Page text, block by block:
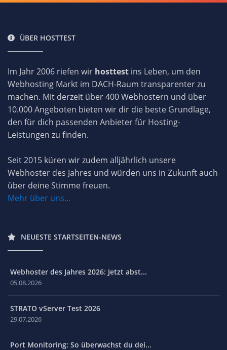
ÜBER HOSTTEST
Im Jahr 2006 riefen wir hosttest ins Leben, um den
Webhosting Markt im DACH-Raum transparenter zu
machen. Mit derzeit über 400 Webhostern und über
10.000 Angeboten bieten wir dir die beste Grundlage,
den für dich passenden Anbieter für Hosting-
Leistungen zu finden.
Seit 2015 küren wir zudem alljährlich unsere
Webhoster des Jahres und würden uns in Zukunft auch
über deine Stimme freuen.
Mehr über uns...
NEUESTE STARTSEITEN-NEWS
Webhoster des Jahres 2026: Jetzt abst...
05.08.2026
STRATO vServer Test 2026
29.07.2026
Port Monitoring: So überwachst du dei...